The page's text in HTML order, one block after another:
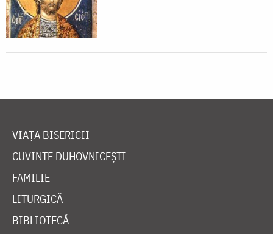
VIAȚA BISERICII
CUVINTE DUHOVNICEȘTI
FAMILIE
LITURGICĂ
BIBLIOTECĂ